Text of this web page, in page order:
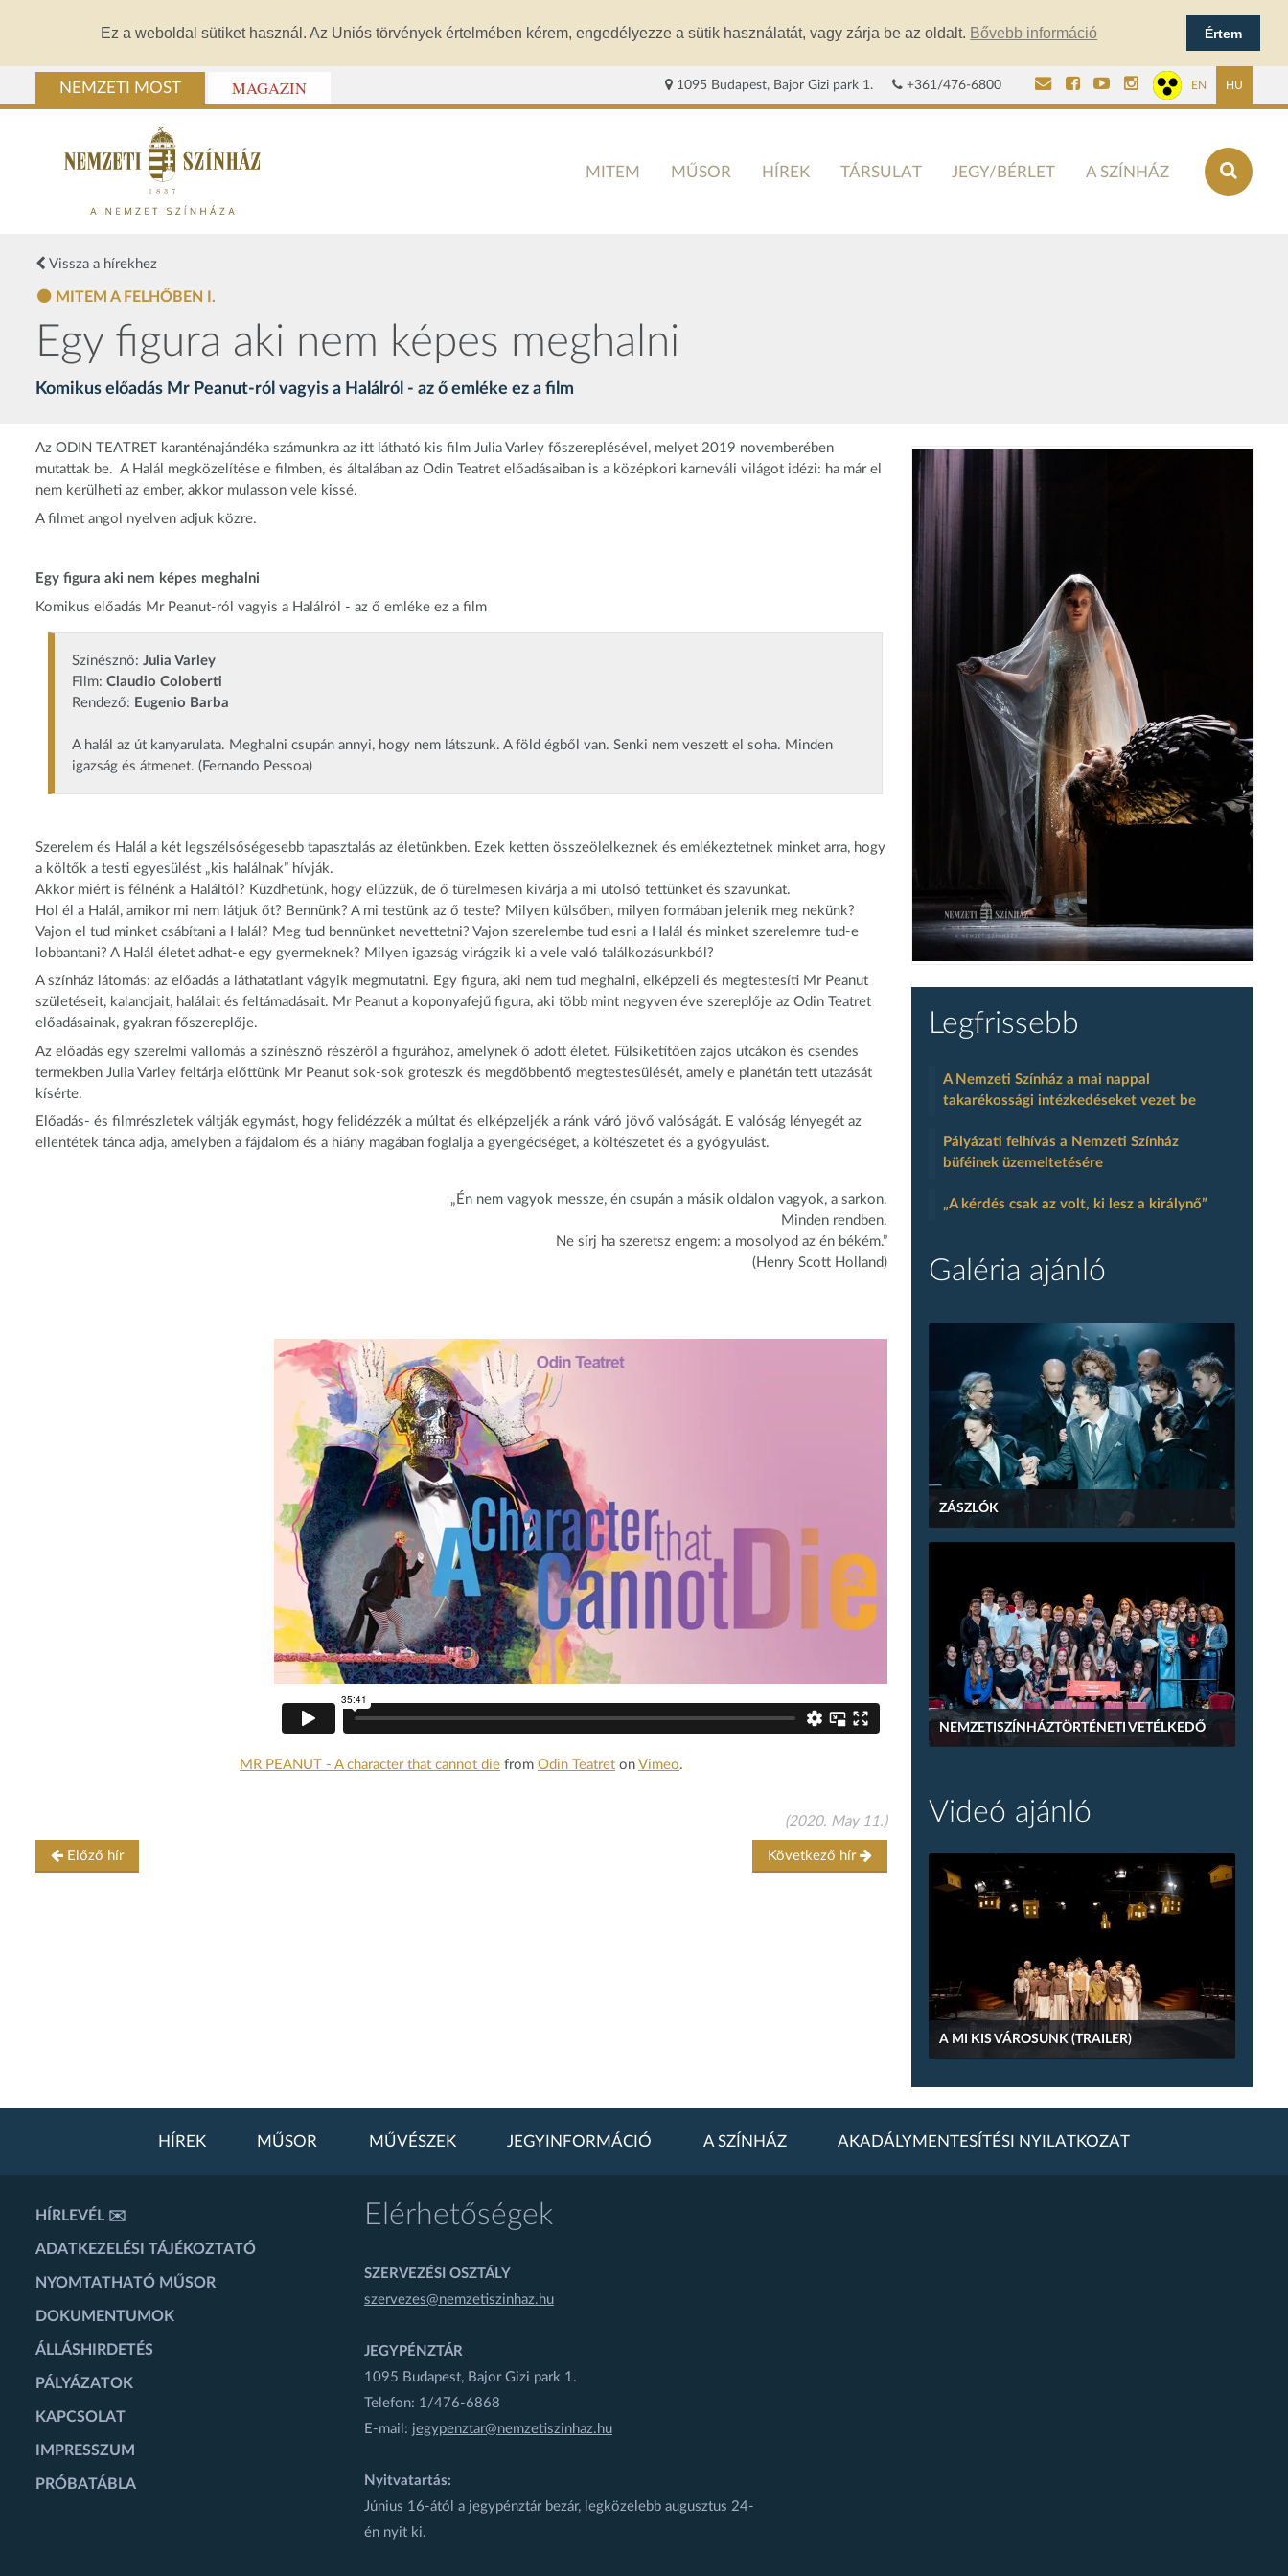
Ez a weboldal sütiket használ. Az Uniós törvények értelmében kérem, engedélyezze a sütik használatát, vagy zárja be az oldalt. Bővebb információ Értem
NEMZETI MOST MAGAZIN 1095 Budapest, Bajor Gizi park 1. +361/476-6800 EN HU
MITEM MŰSOR HÍREK TÁRSULAT JEGY/BÉRLET A SZÍNHÁZ
Vissza a hírekhez
MITEM A FELHŐBEN I.
Egy figura aki nem képes meghalni
Komikus előadás Mr Peanut-ról vagyis a Halálról - az ő emléke ez a film
Az ODIN TEATRET karanténajándéka számunkra az itt látható kis film Julia Varley főszereplésével, melyet 2019 novemberében
mutattak be. A Halál megközelítése e filmben, és általában az Odin Teatret előadásaiban is a középkori karneváli világot idézi: ha már el
nem kerülheti az ember, akkor mulasson vele kissé.
A filmet angol nyelven adjuk közre.
Egy figura aki nem képes meghalni
Komikus előadás Mr Peanut-ról vagyis a Halálról - az ő emléke ez a film
Színésznő:Julia Varley
Film:Claudio Coloberti
Rendező: Eugenio Barba
A halál az út kanyarulata. Meghalni csupán annyi, hogy nem látszunk. A föld égből van. Senki nem veszett el soha. Minden
igazság és átmenet. (Fernando Pessoa)
Szerelem és Halál a két legszélsőségesebb tapasztalás az életünkben. Ezek ketten összeölelkeznek és emlékeztetnek minket arra, hogy
a költők a testi egyesülést „kis halálnak” hívják.
Akkor miért is félnénk a Haláltól? Küzdhetünk, hogy elűzzük, de ő türelmesen kivárja a mi utolsó tettünket és szavunkat.
Hol él a Halál, amikor mi nem látjuk őt? Bennünk? A mi testünk az ő teste? Milyen külsőben, milyen formában jelenik meg nekünk?
Vajon el tud minket csábítani a Halál? Meg tud bennünket nevettetni? Vajon szerelembe tud esni a Halál és minket szerelemre tud-e
lobbantani? A Halál életet adhat-e egy gyermeknek? Milyen igazság virágzik ki a vele való találkozásunkból?
A színház látomás: az előadás a láthatatlant vágyik megmutatni. Egy figura, aki nem tud meghalni, elképzeli és megtestesíti Mr Peanut
születéseit, kalandjait, halálait és feltámadásait. Mr Peanut a koponyafejű figura, aki több mint negyven éve szereplője az Odin Teatret
előadásainak, gyakran főszereplője.
Az előadás egy szerelmi vallomás a színésznő részéről a figurához, amelynek ő adott életet. Fülsiketítően zajos utcákon és csendes
termekben Julia Varley feltárja előttünk Mr Peanut sok-sok groteszk és megdöbbentő megtestesülését, amely e planétán tett utazását
kísérte.
Előadás- és filmrészletek váltják egymást, hogy felidézzék a múltat és elképzeljék a ránk váró jövő valóságát. E valóság lényegét az
ellentétek tánca adja, amelyben a fájdalom és a hiány magában foglalja a gyengédséget, a költészetet és a gyógyulást.
„Én nem vagyok messze, én csupán a másik oldalon vagyok, a sarkon.
Minden rendben.
Ne sírj ha szeretsz engem: a mosolyod az én békém.”
(Henry Scott Holland)
MR PEANUT - A character that cannot die from Odin Teatret on Vimeo.
(2020. May 11.)
Előző hír Következő hír
Legfrissebb
A Nemzeti Színház a mai nappal
takarékossági intézkedéseket vezet be
Pályázati felhívás a Nemzeti Színház
büféinek üzemeltetésére
„A kérdés csak az volt, ki lesz a királynő”
Galéria ajánló
ZÁSZLÓK
NEMZETISZÍNHÁZTÖRTÉNETI VETÉLKEDŐ
Videó ajánló
A MI KIS VÁROSUNK (TRAILER)
HÍREK MŰSOR MŰVÉSZEK JEGYINFORMÁCIÓ A SZÍNHÁZ AKADÁLYMENTESÍTÉSI NYILATKOZAT
HÍRLEVÉL ✉️
ADATKEZELÉSI TÁJÉKOZTATÓ
NYOMTATHATÓ MŰSOR
DOKUMENTUMOK
ÁLLÁSHIRDETÉS
PÁLYÁZATOK
KAPCSOLAT
IMPRESSZUM
PRÓBATÁBLA
Elérhetőségek
SZERVEZÉSI OSZTÁLY
szervezes@nemzetiszinhaz.hu
JEGYPÉNZTÁR
1095 Budapest, Bajor Gizi park 1.
Telefon: 1/476-6868
E-mail: jegypenztar@nemzetiszinhaz.hu
Nyitvatartás:
Június 16-ától a jegypénztár bezár, legközelebb augusztus 24-
én nyit ki.